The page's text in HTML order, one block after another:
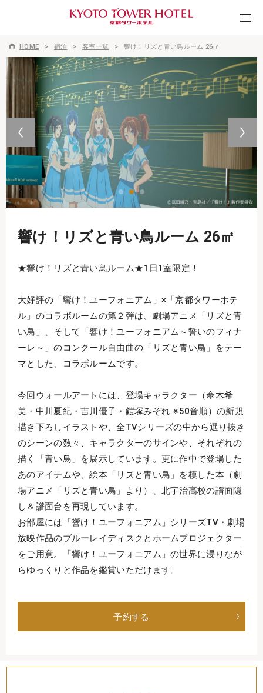
HOME 宿泊 客室一覧 響け！リズと青い鳥ルーム 26㎡
響け！リズと青い鳥ルーム 26㎡
★響け！リズと青い鳥ルーム★1日1室限定！
大好評の「響け！ユーフォニアム」×「京都タワーホテ
ル」のコラボルームの第２弾は、劇場アニメ「リズと青
い鳥」、そして「響け！ユーフォニアム～誓いのフィナ
ーレ～」のコンクール自由曲の「リズと青い鳥」をテー
マとした、コラボルームです。
今回ウォールアートには、登場キャラクター（傘木希
美・中川夏紀・吉川優子・鎧塚みぞれ ※50音順）の新規
描き下ろしイラストや、全TVシリーズの中から選り抜き
のシーンの数々、キャラクターのサインや、それぞれの
描く「青い鳥」を展示しています。更に作中で登場した
あのアイテムや、絵本「リズと青い鳥」を模した本（劇
場アニメ「リズと青い鳥」より）、北宇治高校の譜面隠
し＆譜面台を再現しています。
お部屋には「響け！ユーフォニアム」シリーズTV・劇場
放映作品のブルーレイディスクとホームプロジェクター
をご用意。「響け！ユーフォニアム」の世界に浸りなが
らゆっくりと作品を鑑賞いただけます。
予約する